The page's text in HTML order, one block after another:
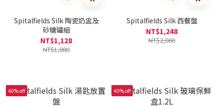
Spitalfields Silk 陶瓷奶盅及
砂糖罐組
NT$1,128
NT$1,880
Spitalfields Silk 西餐盤
NT$1,248
NT$2,080
40% off 40% off